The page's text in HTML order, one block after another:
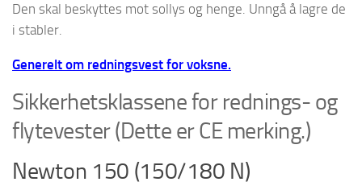
Den skal beskyttes mot sollys og henge. Unngå å lagre de
i stabler.
Generelt om redningsvest for voksne.
Sikkerhetsklassene for rednings- og
flytevester (Dette er CE merking.)
Newton 150 (150/180 N)